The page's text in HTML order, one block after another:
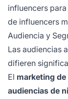
influencers
de influencers
Audiencia y
Las audiencias
difieren
El marketing
audiencias de